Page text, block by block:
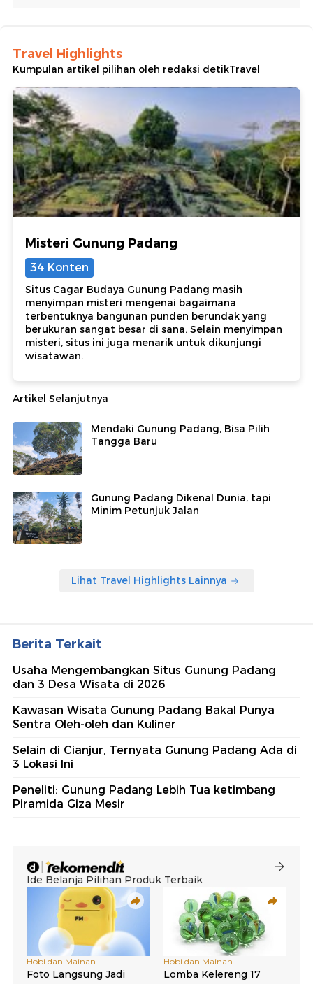
Travel Highlights
Kumpulan artikel pilihan oleh redaksi detikTravel
Misteri Gunung Padang
34 Konten
Situs Cagar Budaya Gunung Padang masih
menyimpan misteri mengenai bagaimana
terbentuknya bangunan punden berundak yang
berukuran sangat besar di sana. Selain menyimpan
misteri, situs ini juga menarik untuk dikunjungi
wisatawan.
Artikel Selanjutnya
Mendaki Gunung Padang, Bisa Pilih
Tangga Baru
Gunung Padang Dikenal Dunia, tapi
Minim Petunjuk Jalan
Lihat Travel Highlights Lainnya
Berita Terkait
Usaha Mengembangkan Situs Gunung Padang
dan 3 Desa Wisata di 2026
Kawasan Wisata Gunung Padang Bakal Punya
Sentra Oleh-oleh dan Kuliner
Selain di Cianjur, Ternyata Gunung Padang Ada di
3 Lokasi Ini
Peneliti: Gunung Padang Lebih Tua ketimbang
Piramida Giza Mesir